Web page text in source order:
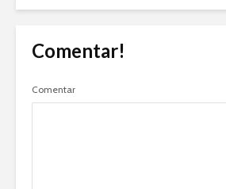
Comentar!
Comentar